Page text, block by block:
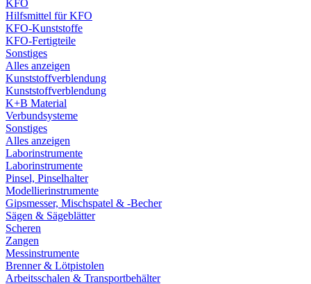
KFO
Hilfsmittel für KFO
KFO-Kunststoffe
KFO-Fertigteile
Sonstiges
Alles anzeigen
Kunststoffverblendung
Kunststoffverblendung
K+B Material
Verbundsysteme
Sonstiges
Alles anzeigen
Laborinstrumente
Laborinstrumente
Pinsel, Pinselhalter
Modellierinstrumente
Gipsmesser, Mischspatel & -Becher
Sägen & Sägeblätter
Scheren
Zangen
Messinstrumente
Brenner & Lötpistolen
Arbeitsschalen & Transportbehälter